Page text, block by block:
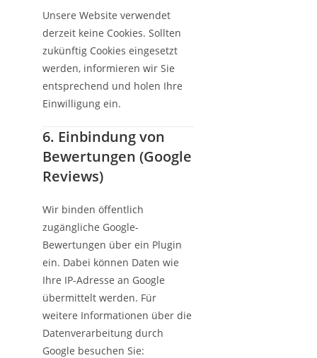
Unsere Website verwendet
derzeit keine Cookies. Sollten
zukünftig Cookies eingesetzt
werden, informieren wir Sie
entsprechend und holen Ihre
Einwilligung ein.
6. Einbindung von
Bewertungen (Google
Reviews)
Wir binden öffentlich
zugängliche Google-
Bewertungen über ein Plugin
ein. Dabei können Daten wie
Ihre IP-Adresse an Google
übermittelt werden. Für
weitere Informationen über die
Datenverarbeitung durch
Google besuchen Sie: